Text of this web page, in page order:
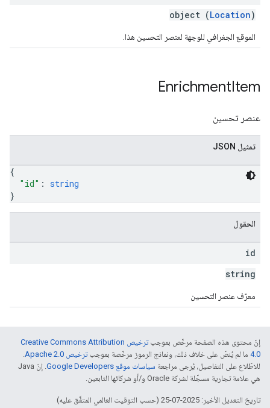
object (Location)
الموقع الجغرافي للوجهة لعنصر التحسين هذا.
EnrichmentItem
عنصر تحسين
تمثيل JSON
{
"id" : string
}
الحقول
id
string
معرّف عنصر التحسين
إنّ محتوى هذه الصفحة مرخّص بموجب
ترخيص Creative Commons Attribution
4.0‏ ما لم يُنصّ على خلاف ذلك، ونماذج الرموز مرخّصة بموجبترخيص Apache 2.0‏
.
للاطّلاع على التفاصيل، يُرجى مراجعة سياسات موقع Google Developers‏
. إنّ Java
هي علامة تجارية مسجَّلة لشركة Oracle و/أو شركائها التابعين.
تاريخ التعديل الأخير: 2025-07-25 (حسب التوقيت العالمي المتفَّق عليه)